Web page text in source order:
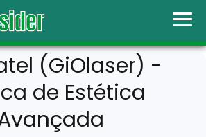
(GiOlaser) -
de Estética